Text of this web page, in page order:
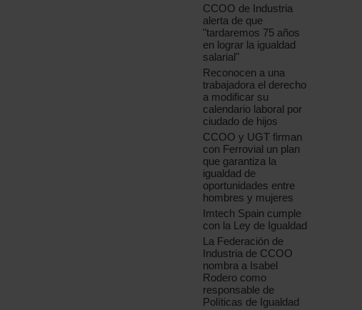
CCOO de Industria
alerta de que
"tardaremos 75 años
en lograr la igualdad
salarial"
Reconocen a una
trabajadora el derecho
a modificar su
calendario laboral por
ciudado de hijos
CCOO y UGT firman
con Ferrovial un plan
que garantiza la
igualdad de
oportunidades entre
hombres y mujeres
Imtech Spain cumple
con la Ley de Igualdad
La Federación de
Industria de CCOO
nombra a Isabel
Rodero como
responsable de
Políticas de Igualdad